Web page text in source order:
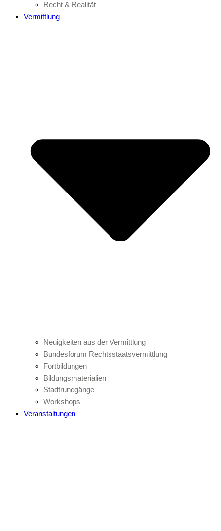
Recht & Realität
Vermittlung
Neuigkeiten aus der Vermittlung
Bundesforum Rechtsstaatsvermittlung
Fortbildungen
Bildungsmaterialien
Stadtrundgänge
Workshops
Veranstaltungen